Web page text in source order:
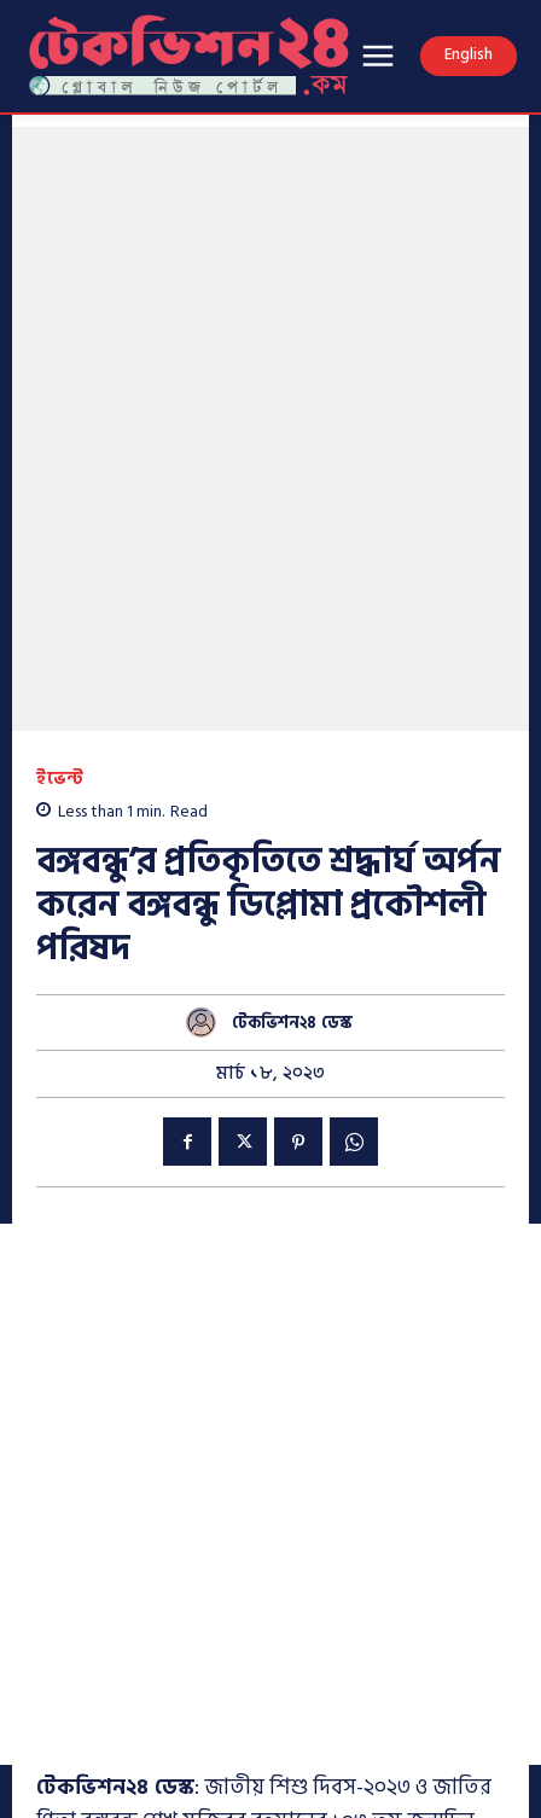
English
ইভেন্ট
Less than 1min. Read
বঙ্গবন্ধু’র প্রতিকৃতিতে শ্রদ্ধার্ঘ অর্পন
করেন বঙ্গবন্ধু ডিপ্লোমা প্রকৌশলী
পরিষদ
টেকভিশন২৪ ডেস্ক
মার্চ ১৮, ২০২৩
টেকভিশন২৪ ডেস্ক: জাতীয় শিশু দিবস-২০২৩ ও জাতির